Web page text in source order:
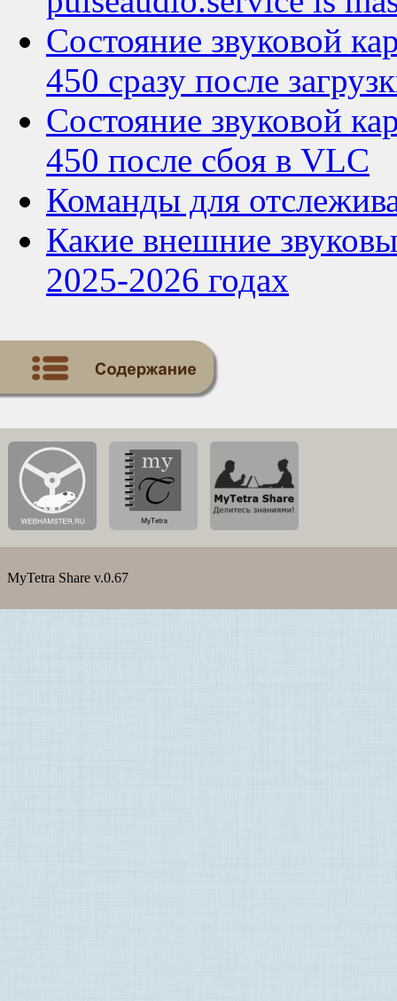
Состояние звуковой
450 сразу после
Состояние звуковой
450 после сбоя в VLC
Команды для
Какие внешние
2025-2026 годах
MyTetra Share v.0.67